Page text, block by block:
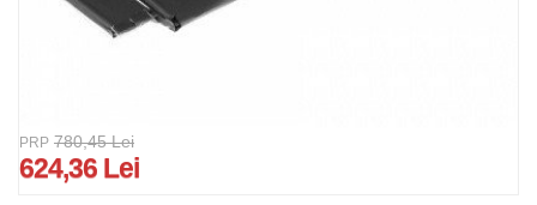
PRP 780,45 Lei
624,36 Lei